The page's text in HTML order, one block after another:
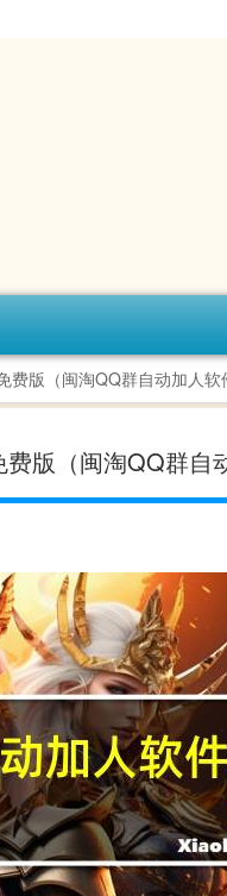
版（闽淘QQ群自动加人软
版（闽淘QQ群自